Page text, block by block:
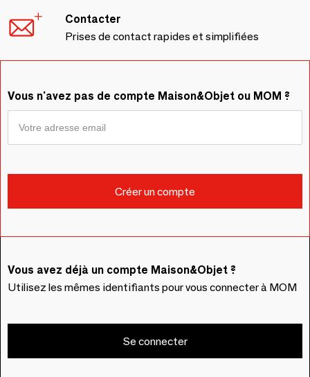
Contacter
Prises de contact rapides et simplifiées
Vous n'avez pas de compte Maison&Objet ou MOM ?
Vous avez déjà un compte Maison&Objet ?
Utilisez les mêmes identifiants pour vous connecter à MOM
Se connecter